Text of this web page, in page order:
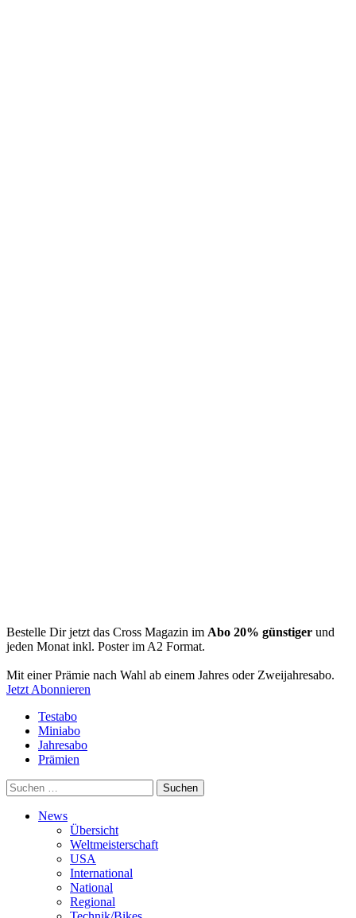
Bestelle Dir jetzt das Cross Magazin im Abo 20% günstiger und
jeden Monat inkl. Poster im A2 Format.
Mit einer Prämie nach Wahl ab einem Jahres oder Zweijahresabo.
Jetzt Abonnieren
Testabo
Miniabo
Jahresabo
Prämien
Suchen
nach:
News
Übersicht
Weltmeisterschaft
USA
International
National
Regional